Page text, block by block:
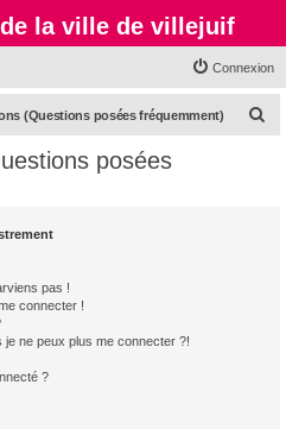
la ville de villejuif
Connexion
(Questions posées fréquemment)
posées
pas !
connecter !
ne peux plus me connecter ?!
?